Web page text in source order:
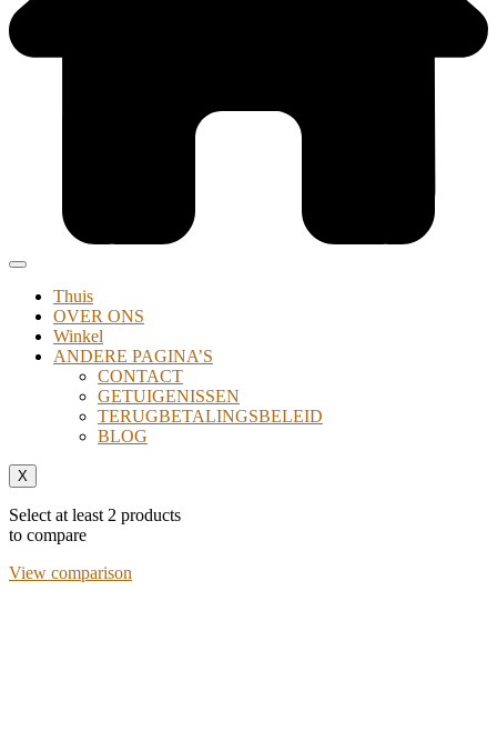
Thuis
OVER ONS
Winkel
ANDERE PAGINA’S
CONTACT
GETUIGENISSEN
TERUGBETALINGSBELEID
BLOG
X
Select at least 2 products
to compare
View comparison